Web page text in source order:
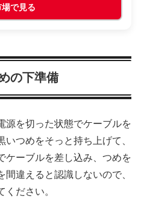
で見る
の下準備
源を切った状態でケーブルを
つめをそっと持ち上げて、
ケーブルを差し込み、つめを
違えると認識しないので、
ください。